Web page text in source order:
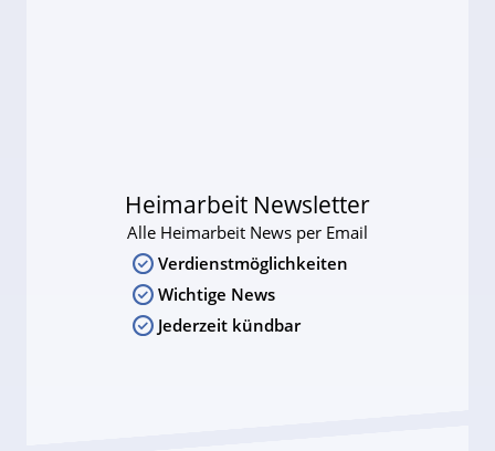
Heimarbeit Newsletter
Alle Heimarbeit News per Email
Verdienstmöglichkeiten
Wichtige News
Jederzeit kündbar